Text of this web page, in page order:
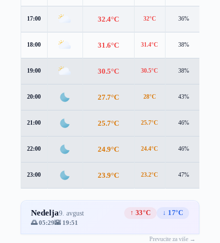
17:00 32.4°C 32°C 36%
18:00 31.6°C 31.4°C 38%
19:00 30.5°C 30.5°C 38%
20:00 27.7°C 28°C 43%
21:00 25.7°C 25.7°C 46%
22:00 24.9°C 24.4°C 46%
23:00 23.9°C 23.2°C 47%
Nedelja9. avgust ↑ 33°C
↓ 17°C
🌅 05:29🌇 19:51
Prevucite za više →